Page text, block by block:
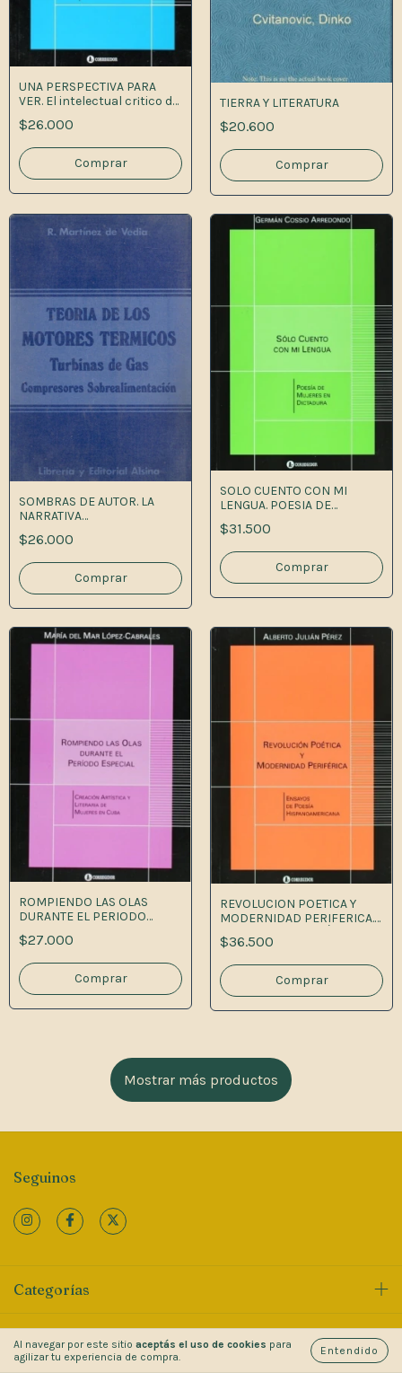
Al navegar por este sitio aceptás el uso de cookies para
agilizar tu experiencia de compra.
Entendido
UNA PERSPECTIVA PARA
VER. El intelectual cr¡tico de
Beatriz Sarlo
$26.000
TIERRA Y LITERATURA
$20.600
SOMBRAS DE AUTOR. LA
NARRATIVA
LATINOAMERICANA ENTRE
SIGLOS
$26.000
SOLO CUENTO CON MI
LENGUA. POESIA DE
MUJERES EN DI 1A.ED
$31.500
ROMPIENDO LAS OLAS
DURANTE EL PERIODO
ESPECIAL 1A.ED
$27.000
REVOLUCION POETICA Y
MODERNIDAD PERIFERICA.
ENSAYOS DE POESÍA
HISPANOAMERICANA
$36.500
Mostrar más productos
Seguinos
Categorías
Contactános